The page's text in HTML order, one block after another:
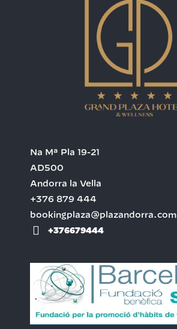
Na Mª Pla 19-21
AD500
Andorra la Vella
+376 879 444
bookingplaza@plazandorra.com
+376679444